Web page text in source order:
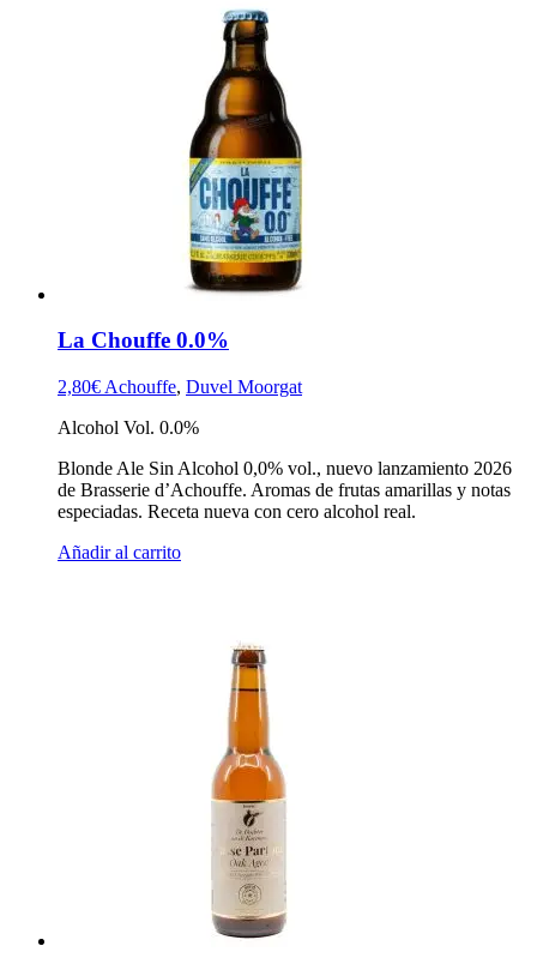
La Chouffe 0.0%
2,80€ Achouffe, Duvel Moorgat
Alcohol Vol. 0.0%
Blonde Ale Sin Alcohol 0,0% vol., nuevo lanzamiento 2026
de Brasserie d’Achouffe. Aromas de frutas amarillas y notas
especiadas. Receta nueva con cero alcohol real.
Añadir al carrito